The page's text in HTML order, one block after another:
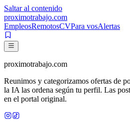
Saltar al contenido
proximotrabajo.com
EmpleosRemotosCVPara vosAlertas
proximotrabajo.com
Reunimos y categorizamos ofertas de
la IA las ordena según tu perfil. Las
en el portal original.